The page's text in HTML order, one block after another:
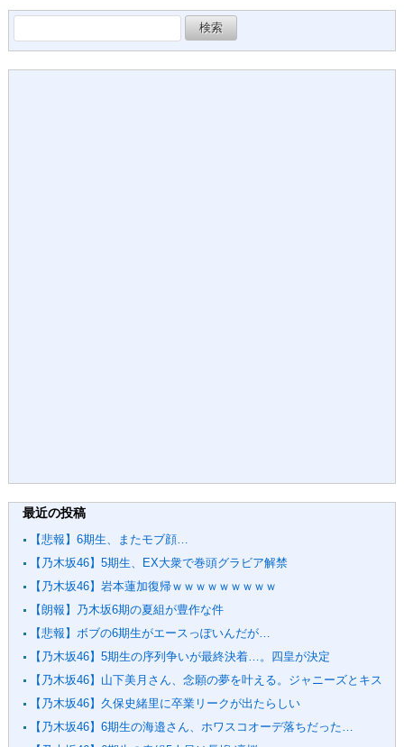
索:
最近の投稿
【悲報】6期生、またモブ顔…
【乃木坂46】5期生、EX大衆で巻頭グラビア解禁
【乃木坂46】岩本蓮加復帰ｗｗｗｗｗｗｗｗｗ
【朗報】乃木坂6期の夏組が豊作な件
【悲報】ボブの6期生がエースっぽいんだが…
【乃木坂46】5期生の序列争いが最終決着…。四皇が決定
【乃木坂46】山下美月さん、念願の夢を叶える。ジャニーズとキス
【乃木坂46】久保史緒里に卒業リークが出たらしい
【乃木坂46】6期生の海邉さん、ホワスコオーデ落ちだった…